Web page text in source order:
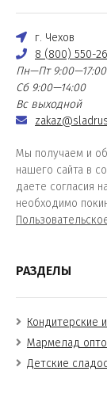
г. Чехов
8 (800) 550-
Пн—Пт 9:00—17:00
Сб 9:00—14:00
Вс выходной
Мы получаем и
нашего сайта в
даете согласия
необходимо
РАЗДЕЛЫ
Кондитерские
Мармелад
Детские